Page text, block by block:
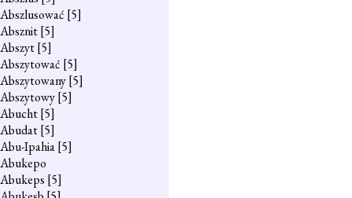
Abszlusować [5]
Absznit[5]
Abszyt[5]
Abszytować [5]
Abszytowany[5]
Abszytowy[5]
Abucht[5]
Abudat[5]
Abu-Ipahia[5]
Abukepo
Abukeps [5]